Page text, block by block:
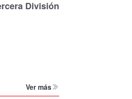
División
Ver más